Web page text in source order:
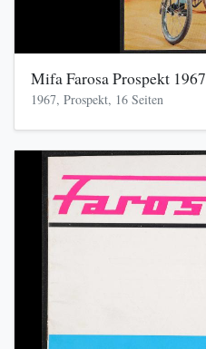
Mifa Farosa Prospekt 1967
1967, Prospekt, 16 Seiten